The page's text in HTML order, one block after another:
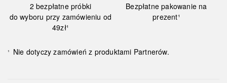
2 bezpłatne próbki
do wyboru przy zamówieniu od
49zł¹
Bezpłatne pakowanie na
prezent¹
¹ Nie dotyczy zamówień z produktami Partnerów.